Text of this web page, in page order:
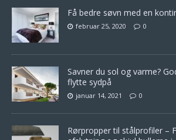
Få bedre søvn med en
februar 25, 2020 0
Savner du sol og varme?
flytte sydpå
januar 14, 2021 0
Rørpropper til stålprofiler –